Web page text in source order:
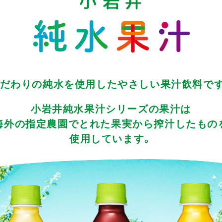
わりの純水を使用したやさしい果汁飲料で
小岩井純水果汁シリーズの果汁は
外の指定農園でとれた果実から搾汁したもの
使用しています。